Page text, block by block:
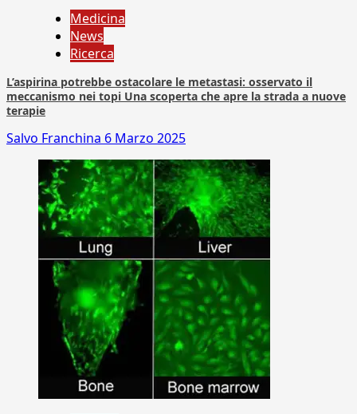
Medicina
News
Ricerca
L’aspirina potrebbe ostacolare le metastasi: osservato il
meccanismo nei topi Una scoperta che apre la strada a nuove
terapie
Salvo Franchina 6 Marzo 2025